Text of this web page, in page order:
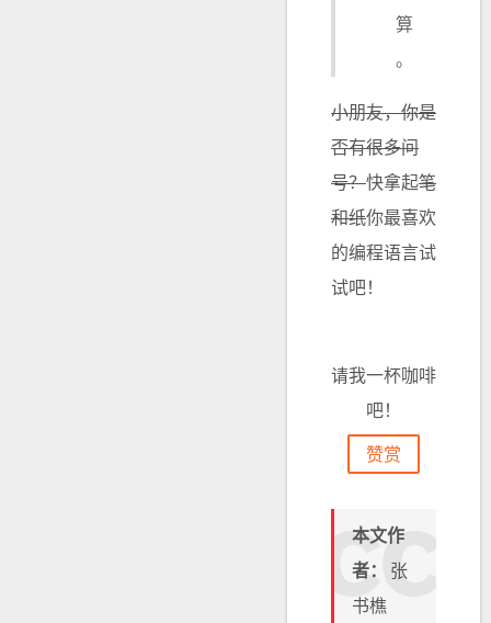
算
。
小朋友，你是
否有很多问
号？快拿起笔
和纸你最喜欢
的编程语言试
试吧！
请我一杯咖啡
吧！
赞赏
本文作
者： 张
书樵